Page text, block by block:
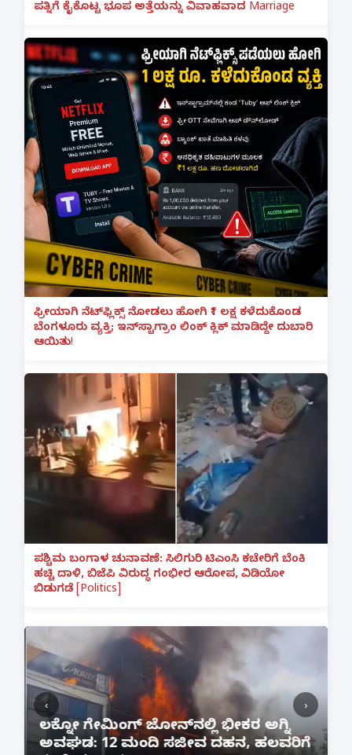
ಪತ್ನಿಗೆ ಕೈಕೊಟ್ಟ ಭೂಪ ಅತ್ತೆಯನ್ನು ವಿವಾಹವಾದ Marriage
ಫ್ರೀಯಾಗಿ ನೆಟ್‌ಫ್ಲಿಕ್ಸ್ ನೋಡಲು ಹೋಗಿ ₹1 ಲಕ್ಷ ಕಳೆದುಕೊಂಡ
ಬೆಂಗಳೂರು ವ್ಯಕ್ತಿ; ಇನ್‌ಸ್ಟಾಗ್ರಾಂ ಲಿಂಕ್ ಕ್ಲಿಕ್ ಮಾಡಿದ್ದೇ ದುಬಾರಿ
ಆಯಿತು!
ಪಶ್ಚಿಮ ಬಂಗಾಳ ಚುನಾವಣೆ: ಸಿಲಿಗುರಿ ಟಿಎಂಸಿ ಕಚೇರಿಗೆ ಬೆಂಕಿ
ಹಚ್ಚಿ ದಾಳಿ, ಬಿಜೆಪಿ ವಿರುದ್ಧ ಗಂಭೀರ ಆರೋಪ, ವಿಡಿಯೋ
ಬಿಡುಗಡೆ [Politics]
ಲಕ್ನೋ ಗೇಮಿಂಗ್ ಜೋನ್‌ನಲ್ಲಿ ಭೀಕರ ಅಗ್ನಿ
ಅವಘಡ: 12 ಮಂದಿ ಸಜೀವ ದಹನ, ಹಲವರಿಗೆ
‹ ›